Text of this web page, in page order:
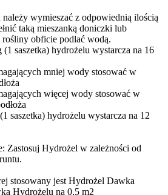
wymieszać z odpowiednią ilością
taką mieszanką doniczki lub
obficie podlać wodą.
saszetka) hydrożelu wystarcza na 16
mniej wody stosować w
więcej wody stosować w
saszetka) hydrożelu wystarcza na 12
Zastosuj Hydrożel w zależności od
stosowany jest Hydrożel Dawka
Hydrożelu na 0,5 m2